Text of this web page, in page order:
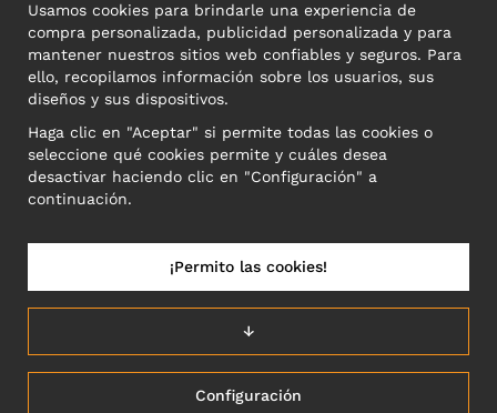
REDES SOCIALES
DIRECCIÓN COMERCIAL
Motley Denim Europe OÜ
Narva mnt 5, EE-10117 Tallinn
NB! Nevracajte výrobky na túto adresu!
ESPAÑA/ESPAÑOL
Usamos cookies para brindarle una experiencia de
compra personalizada, publicidad personalizada y para
mantener nuestros sitios web confiables y seguros. Para
ello, recopilamos información sobre los usuarios, sus
diseños y sus dispositivos.
Haga clic en "Aceptar" si permite todas las cookies o
seleccione qué cookies permite y cuáles desea
desactivar haciendo clic en "Configuración" a
continuación.
Configuración
↓
¡Permito las cookies!